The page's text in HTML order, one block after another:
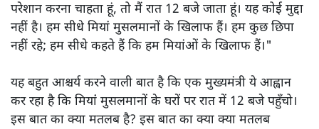
परेशान करना चाहता हूं, तो मैं रात 12 बजे जाता हूं। यह कोई मुद्दा
नहीं है। हम सीधे मियां मुसलमानों के खिलाफ हैं। हम कुछ छिपा
नहीं रहे; हम सीधे कहते हैं कि हम मियांओं के खिलाफ हैं।"
यह बहुत आश्चर्य करने वाली बात है कि एक मुख्यमंत्री ये आह्वान
कर रहा है कि मियांं मुसलमानों के घरों पर रात में 12 बजे पहुँचो।
इस बात का क्या मतलब है? इस बात का क्या क्या मतलब